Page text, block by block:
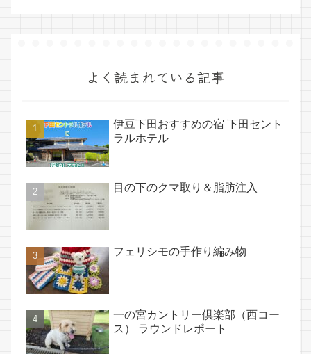
よく読まれている記事
伊豆下田おすすめの宿 下田セント
ラルホテル
目の下のクマ取り＆脂肪注入
フェリシモの手作り編み物
一の宮カントリー倶楽部（西コー
ス） ラウンドレポート